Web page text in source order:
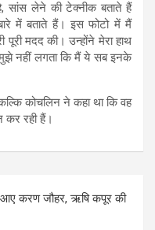
सांस लेने की टेक्नीक बताते हैं
में बताते हैं। इस फोटो में मैं
मदद की। उन्होंने मेरा हाथ
नहीं लगता कि मैं ये सब इनके
कोचलिन ने कहा था कि वह
कर रही हैं।
आए करण जौहर, ऋषि कपूर की